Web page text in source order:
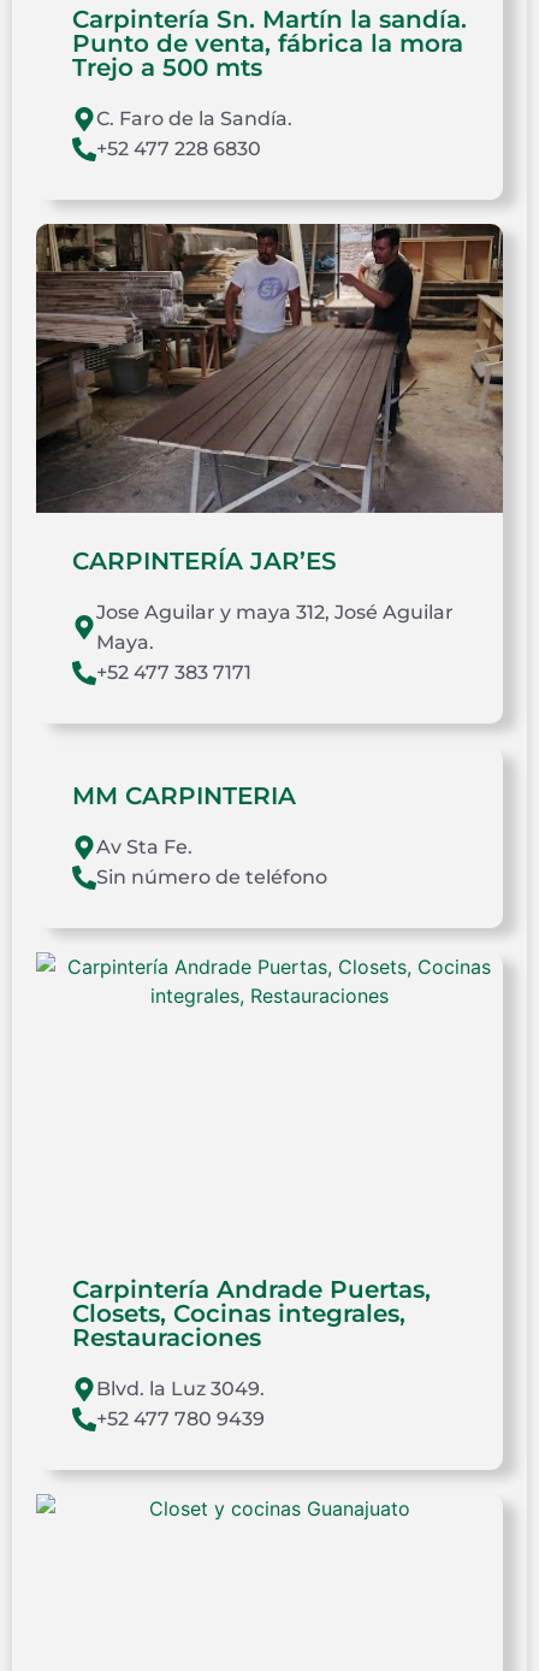
Carpintería Sn. Martín la sandía.
Punto de venta, fábrica la mora
Trejo a 500 mts
C. Faro de la Sandía.
+52 477 228 6830
CARPINTERÍA JAR’ES
Jose Aguilar y maya 312, José Aguilar
Maya.
+52 477 383 7171
MM CARPINTERIA
Av Sta Fe.
Sin número de teléfono
Carpintería Andrade Puertas,
Closets, Cocinas integrales,
Restauraciones
Blvd. la Luz 3049.
+52 477 780 9439